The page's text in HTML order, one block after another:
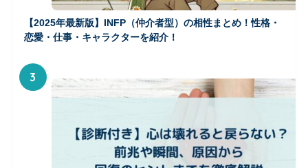
【2025年最新版】INFP（仲介者型）の相性まとめ！性格・
恋愛・仕事・キャラクターを紹介！
3